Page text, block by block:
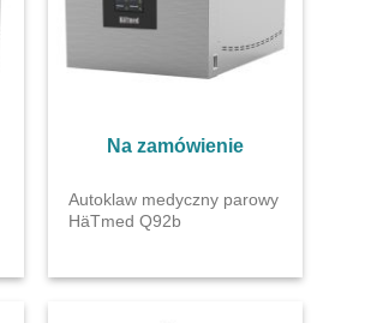
Na zamówienie
Autoklaw medyczny parowy
HäTmed Q92b